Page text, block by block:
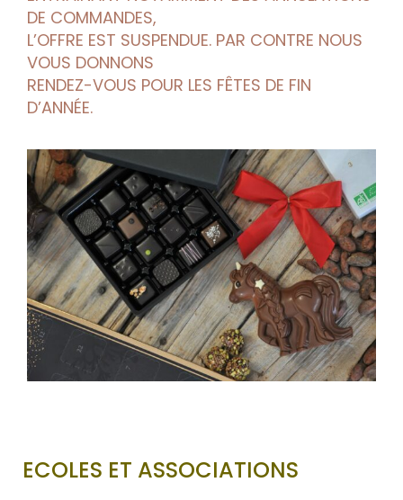
DE COMMANDES,
L’OFFRE EST SUSPENDUE. PAR CONTRE NOUS
VOUS DONNONS
RENDEZ-VOUS POUR LES FÊTES DE FIN
D’ANNÉE.
ECOLES ET ASSOCIATIONS